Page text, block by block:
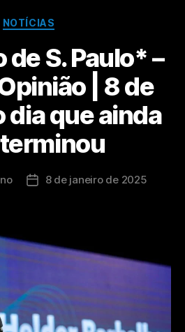
NOTÍCIAS
de S. Paulo* –
| 8 de
dia que ainda
8 de janeiro de 2025